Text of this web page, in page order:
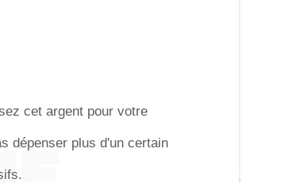
cet argent pour votre
dépenser plus d'un certain